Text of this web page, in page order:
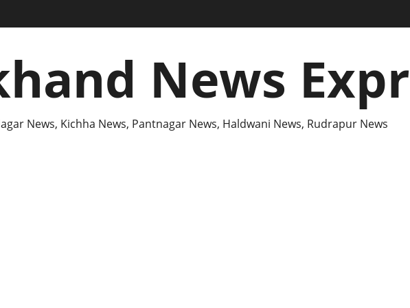
News
News, Kichha News, Pantnagar News, Haldwani News, Rudrapur News